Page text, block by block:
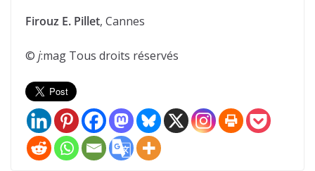
Firouz E. Pillet, Cannes
© j:mag Tous droits réservés